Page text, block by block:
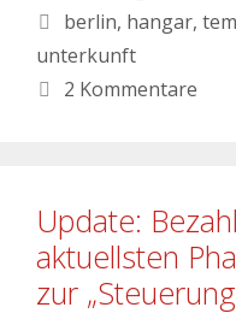
berlin, hangar,
unterkunft
2 Kommentare
Update:
aktuellsten
zur